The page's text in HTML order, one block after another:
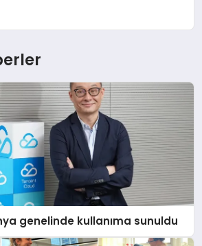
genelinde kullanıma sunuldu